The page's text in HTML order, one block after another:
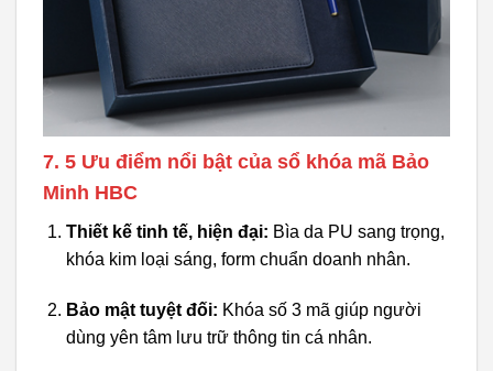
7. 5 Ưu điểm nổi bật của sổ khóa mã Bảo
Minh HBC
Thiết kế tinh tế, hiện đại: Bìa da PU sang trọng,
khóa kim loại sáng, form chuẩn doanh nhân.
Bảo mật tuyệt đối: Khóa số 3 mã giúp người
dùng yên tâm lưu trữ thông tin cá nhân.